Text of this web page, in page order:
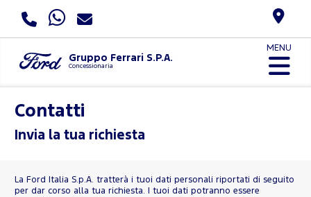
Gruppo Ferrari S.P.A.
Concessionaria
MENU
Contatti
Invia la tua richiesta
La Ford Italia S.p.A. tratterà i tuoi dati personali riportati di seguito
per dar corso alla tua richiesta. I tuoi dati potranno essere